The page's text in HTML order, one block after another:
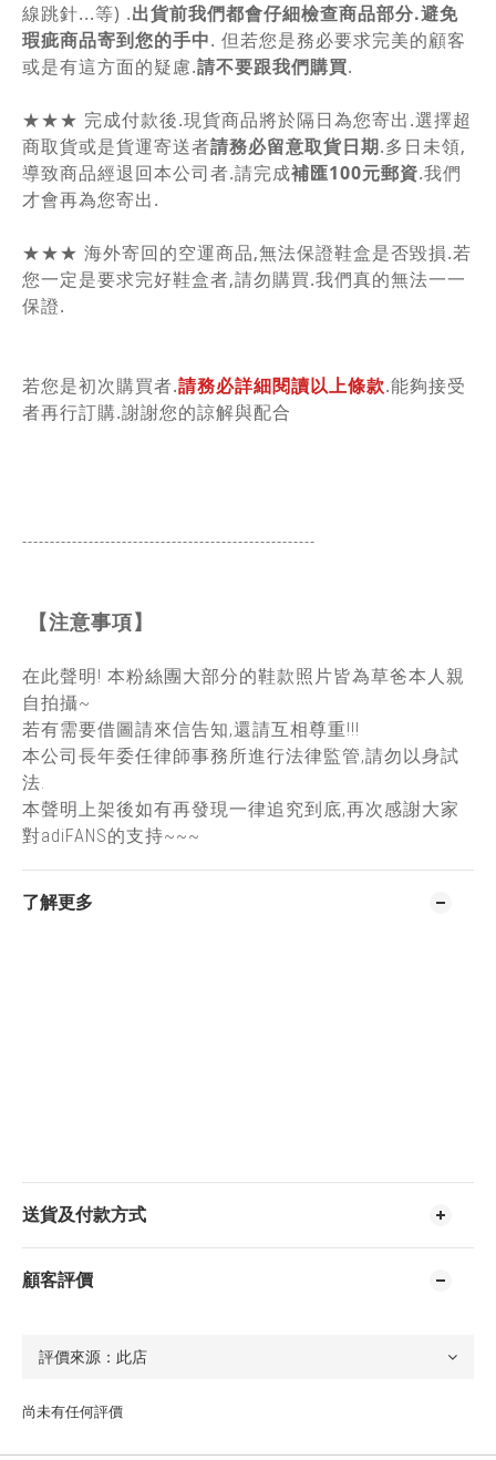
線跳針...等) .出貨前我們都會仔細檢查商品部分.避免
瑕疵商品寄到您的手中. 但若您是務必要求完美的顧客
或是有這方面的疑慮.請不要跟我們購買.
★★★ 完成付款後.現貨商品將於隔日為您寄出.選擇超
商取貨或是貨運寄送者請務必留意取貨日期.多日未領,
導致商品經退回本公司者.請完成補匯100元郵資.我們
才會再為您寄出.
★★★ 海外寄回的空運商品,無法保證鞋盒是否毀損.若
您一定是要求完好鞋盒者,請勿購買.我們真的無法一一
保證.
若您是初次購買者.請務必詳細閱讀以上條款.能夠接受
者再行訂購.謝謝您的諒解與配合
-----------------------------------------------------
【注意事項】
在此聲明! 本粉絲團大部分的鞋款照片皆為草爸本人親
自拍攝~
若有需要借圖請來信告知,還請互相尊重!!!
本公司長年委任律師事務所進行法律監管,請勿以身試
法.
本聲明上架後如有再發現一律追究到底,再次感謝大家
對adiFANS的支持~~~
了解更多
送貨及付款方式
顧客評價
尚未有任何評價